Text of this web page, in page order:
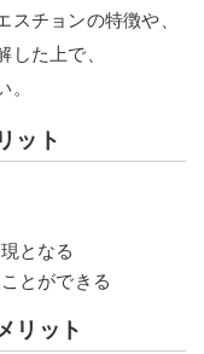
チョンの特徴や、
した上で、
ット
となる
とができる
リット